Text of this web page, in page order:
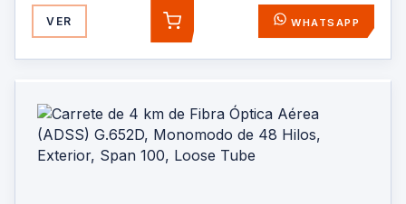
VER AGREGAR WHATSAPP